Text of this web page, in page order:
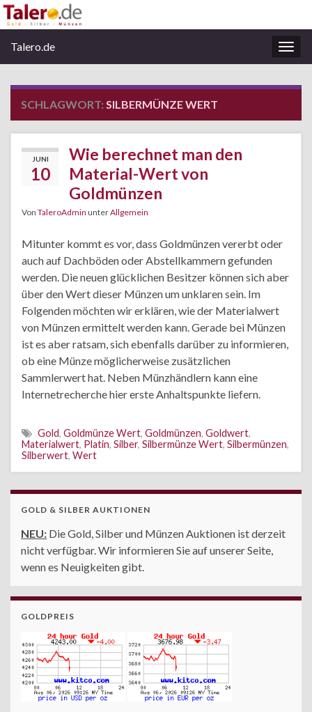
Talero.de
SCHLAGWORT: SILBERMÜNZE WERT
JUNI
10
Wie berechnet man den
Material-Wert von
Goldmünzen
Von TaleroAdmin unterAllgemein
Mitunter kommt es vor, dass Goldmünzen vererbt oder
auch auf Dachböden oder Abstellkammern gefunden
werden. Die neuen glücklichen Besitzer können sich aber
über den Wert dieser Münzen um unklaren sein. Im
Folgenden möchten wir erklären, wie der Materialwert
von Münzen ermittelt werden kann. Gerade bei Münzen
ist es aber ratsam, sich ebenfalls darüber zu informieren,
ob eine Münze möglicherweise zusätzlichen
Sammlerwert hat. Neben Münzhändlern kann eine
Internetrecherche hier erste Anhaltspunkte liefern.
Gold, Goldmünze Wert, Goldmünzen, Goldwert,
Materialwert, Platin, Silber, Silbermünze Wert, Silbermünzen,
Silberwert, Wert
GOLD & SILBER AUKTIONEN
NEU: Die Gold, Silber und Münzen Auktionen ist derzeit
nicht verfügbar. Wir informieren Sie auf unserer Seite,
wenn es Neuigkeiten gibt.
GOLDPREIS